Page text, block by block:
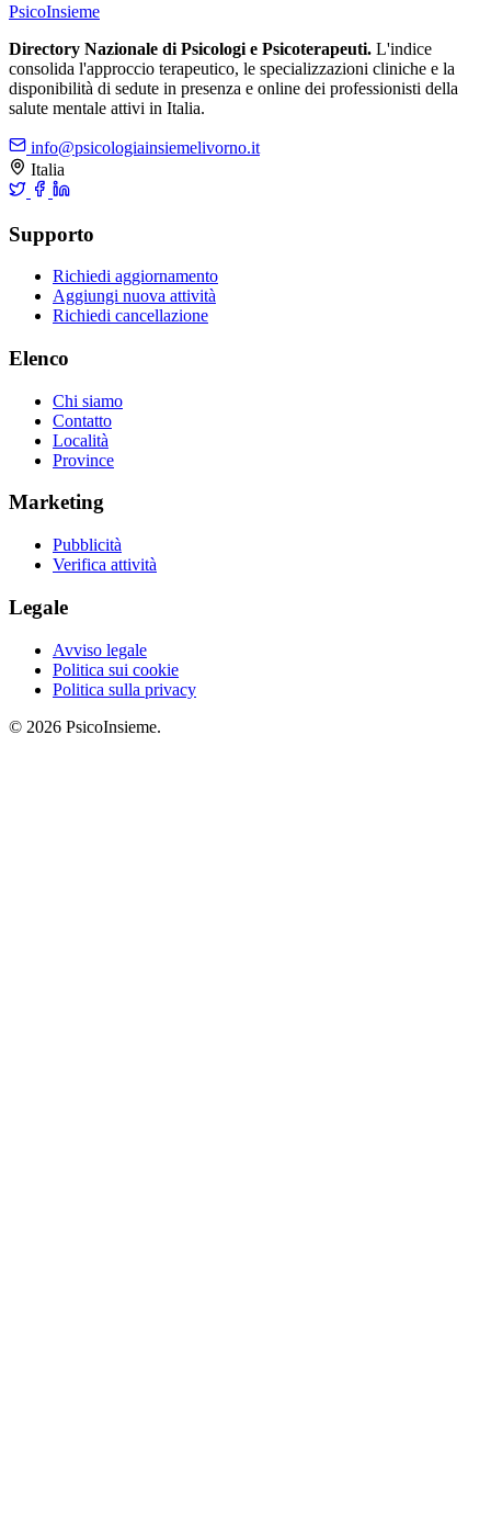
PsicoInsieme
Directory Nazionale di Psicologi e Psicoterapeuti. L'indice
consolida l'approccio terapeutico, le specializzazioni cliniche e la
disponibilità di sedute in presenza e online dei professionisti della
salute mentale attivi in Italia.
info@psicologiainsiemelivorno.it
Italia
Supporto
Richiedi aggiornamento
Aggiungi nuova attività
Richiedi cancellazione
Elenco
Chi siamo
Contatto
Località
Province
Marketing
Pubblicità
Verifica attività
Legale
Avviso legale
Politica sui cookie
Politica sulla privacy
© 2026 PsicoInsieme.